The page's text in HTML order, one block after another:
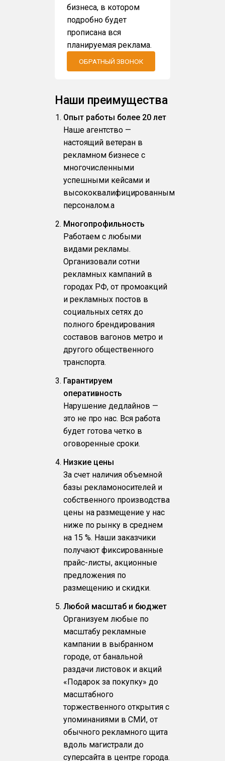
бизнеса, в котором
подробно будет
прописана вся
планируемая реклама.
ОБРАТНЫЙ ЗВОНОК
Наши преимущества
Опыт работы более 20 лет
Наше агентство —
настоящий ветеран в
рекламном бизнесе с
многочисленными
успешными кейсами и
высококвалифицированным
персоналом.a
Многопрофильность
Работаем с любыми
видами рекламы.
Организовали сотни
рекламных кампаний в
городах РФ, от промоакций
и рекламных постов в
социальных сетях до
полного брендирования
составов вагонов метро и
другого общественного
транспорта.
Гарантируем
оперативность
Нарушение дедлайнов —
это не про нас. Вся работа
будет готова четко в
оговоренные сроки.
Низкие цены
За счет наличия объемной
базы рекламоносителей и
собственного производства
цены на размещение у нас
ниже по рынку в среднем
на 15 %. Наши заказчики
получают фиксированные
прайс-листы, акционные
предложения по
размещению и скидки.
Любой масштаб и бюджет
Организуем любые по
масштабу рекламные
кампании в выбранном
городе, от банальной
раздачи листовок и акций
«Подарок за покупку» до
масштабного
торжественного открытия с
упоминаниями в СМИ, от
обычного рекламного щита
вдоль магистрали до
суперсайта в центре города.